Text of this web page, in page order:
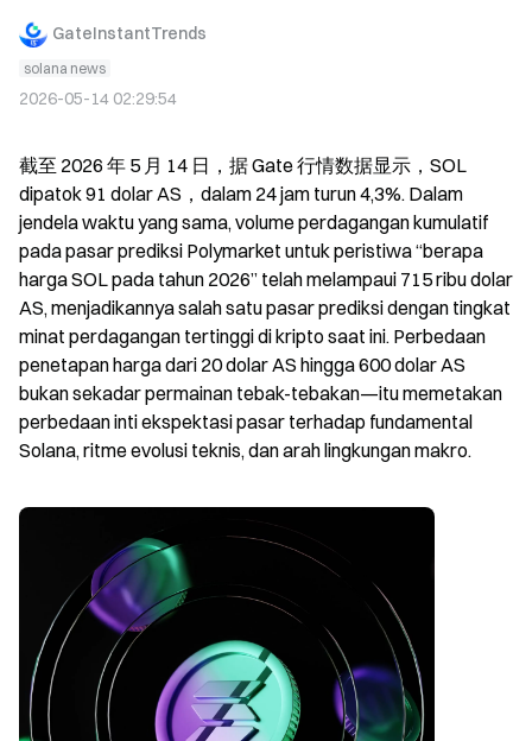
GateInstantTrends
solana news
2026-05-14 02:29:54
截至 2026 年 5 月 14 日，据 Gate 行情数据显示，SOL
dipatok 91 dolar AS，dalam 24 jam turun 4,3%. Dalam
jendela waktu yang sama, volume perdagangan kumulatif
pada pasar prediksi Polymarket untuk peristiwa “berapa
harga SOL pada tahun 2026” telah melampaui 715 ribu dolar
AS, menjadikannya salah satu pasar prediksi dengan tingkat
minat perdagangan tertinggi di kripto saat ini. Perbedaan
penetapan harga dari 20 dolar AS hingga 600 dolar AS
bukan sekadar permainan tebak-tebakan—itu memetakan
perbedaan inti ekspektasi pasar terhadap fundamental
Solana, ritme evolusi teknis, dan arah lingkungan makro.